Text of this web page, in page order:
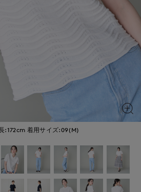
:172cm 着用サイズ:09(M)